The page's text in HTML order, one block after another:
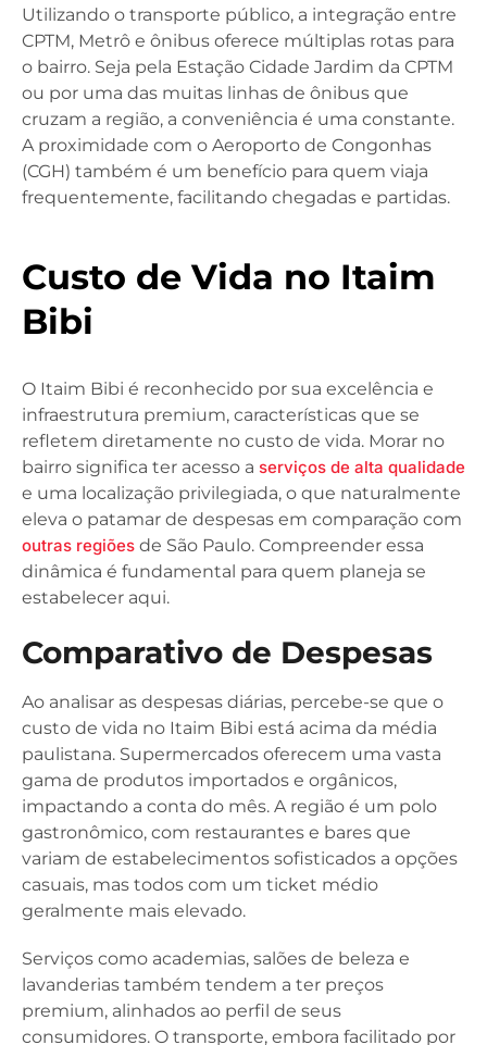
Utilizando o transporte público, a integração entre
CPTM, Metrô e ônibus oferece múltiplas rotas para
o bairro. Seja pela Estação Cidade Jardim da CPTM
ou por uma das muitas linhas de ônibus que
cruzam a região, a conveniência é uma constante.
A proximidade com o Aeroporto de Congonhas
(CGH) também é um benefício para quem viaja
frequentemente, facilitando chegadas e partidas.
Custo de Vida no Itaim
Bibi
O Itaim Bibi é reconhecido por sua excelência e
infraestrutura premium, características que se
refletem diretamente no custo de vida. Morar no
bairro significa ter acesso a serviços de alta qualidade
e uma localização privilegiada, o que naturalmente
eleva o patamar de despesas em comparação com
outras regiões de São Paulo. Compreender essa
dinâmica é fundamental para quem planeja se
estabelecer aqui.
Comparativo de Despesas
Ao analisar as despesas diárias, percebe-se que o
custo de vida no Itaim Bibi está acima da média
paulistana. Supermercados oferecem uma vasta
gama de produtos importados e orgânicos,
impactando a conta do mês. A região é um polo
gastronômico, com restaurantes e bares que
variam de estabelecimentos sofisticados a opções
casuais, mas todos com um ticket médio
geralmente mais elevado.
Serviços como academias, salões de beleza e
lavanderias também tendem a ter preços
premium, alinhados ao perfil de seus
consumidores. O transporte, embora facilitado por